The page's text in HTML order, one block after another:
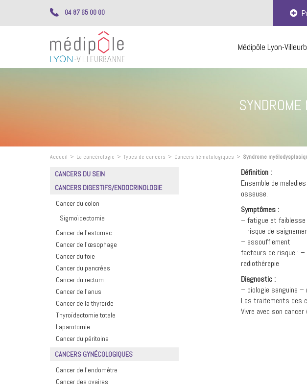
04 87 65 00 00
Médipôle Lyon-
Accueil > La cancérologie > Types de cancers > Cancers hématologiques > Syndrome
CANCERS DU SEIN
CANCERS DIGESTIFS/ENDOCRINOLOGIE
Cancer du colon
Sigmoïdectomie
Cancer de l’estomac
Cancer de l’œsophage
Cancer du foie
Cancer du pancréas
Cancer du rectum
Cancer de l’anus
Cancer de la thyroïde
Thyroïdectomie totale
Laparotomie
Cancer du péritoine
CANCERS GYNÉCOLOGIQUES
Cancer de l’endomètre
Cancer des ovaires
Définition :
Ensemble de
osseuse.
Symptômes :
– fatigue et faiblesse
– risque de
– essoufflement
facteurs de risque : –
radiothérapie
Diagnostic :
– biologie sanguine –
Les traitements des
Vivre avec son cancer